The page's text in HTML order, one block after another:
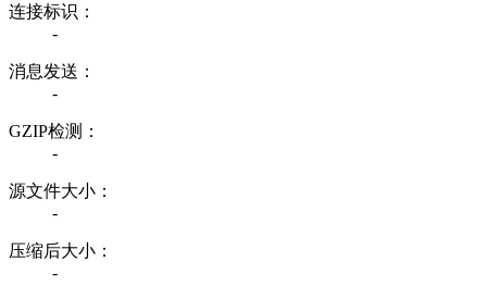
连接标识：
-
消息发送：
-
GZIP检测：
-
源文件大小：
-
压缩后大小：
-